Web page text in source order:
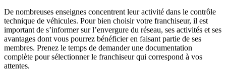
De nombreuses enseignes concentrent leur activité dans le contrôle
technique de véhicules. Pour bien choisir votre franchiseur, il est
important de s’informer sur l’envergure du réseau, ses activités et ses
avantages dont vous pourrez bénéficier en faisant partie de ses
membres. Prenez le temps de demander une documentation
complète pour sélectionner le franchiseur qui correspond à vos
attentes.